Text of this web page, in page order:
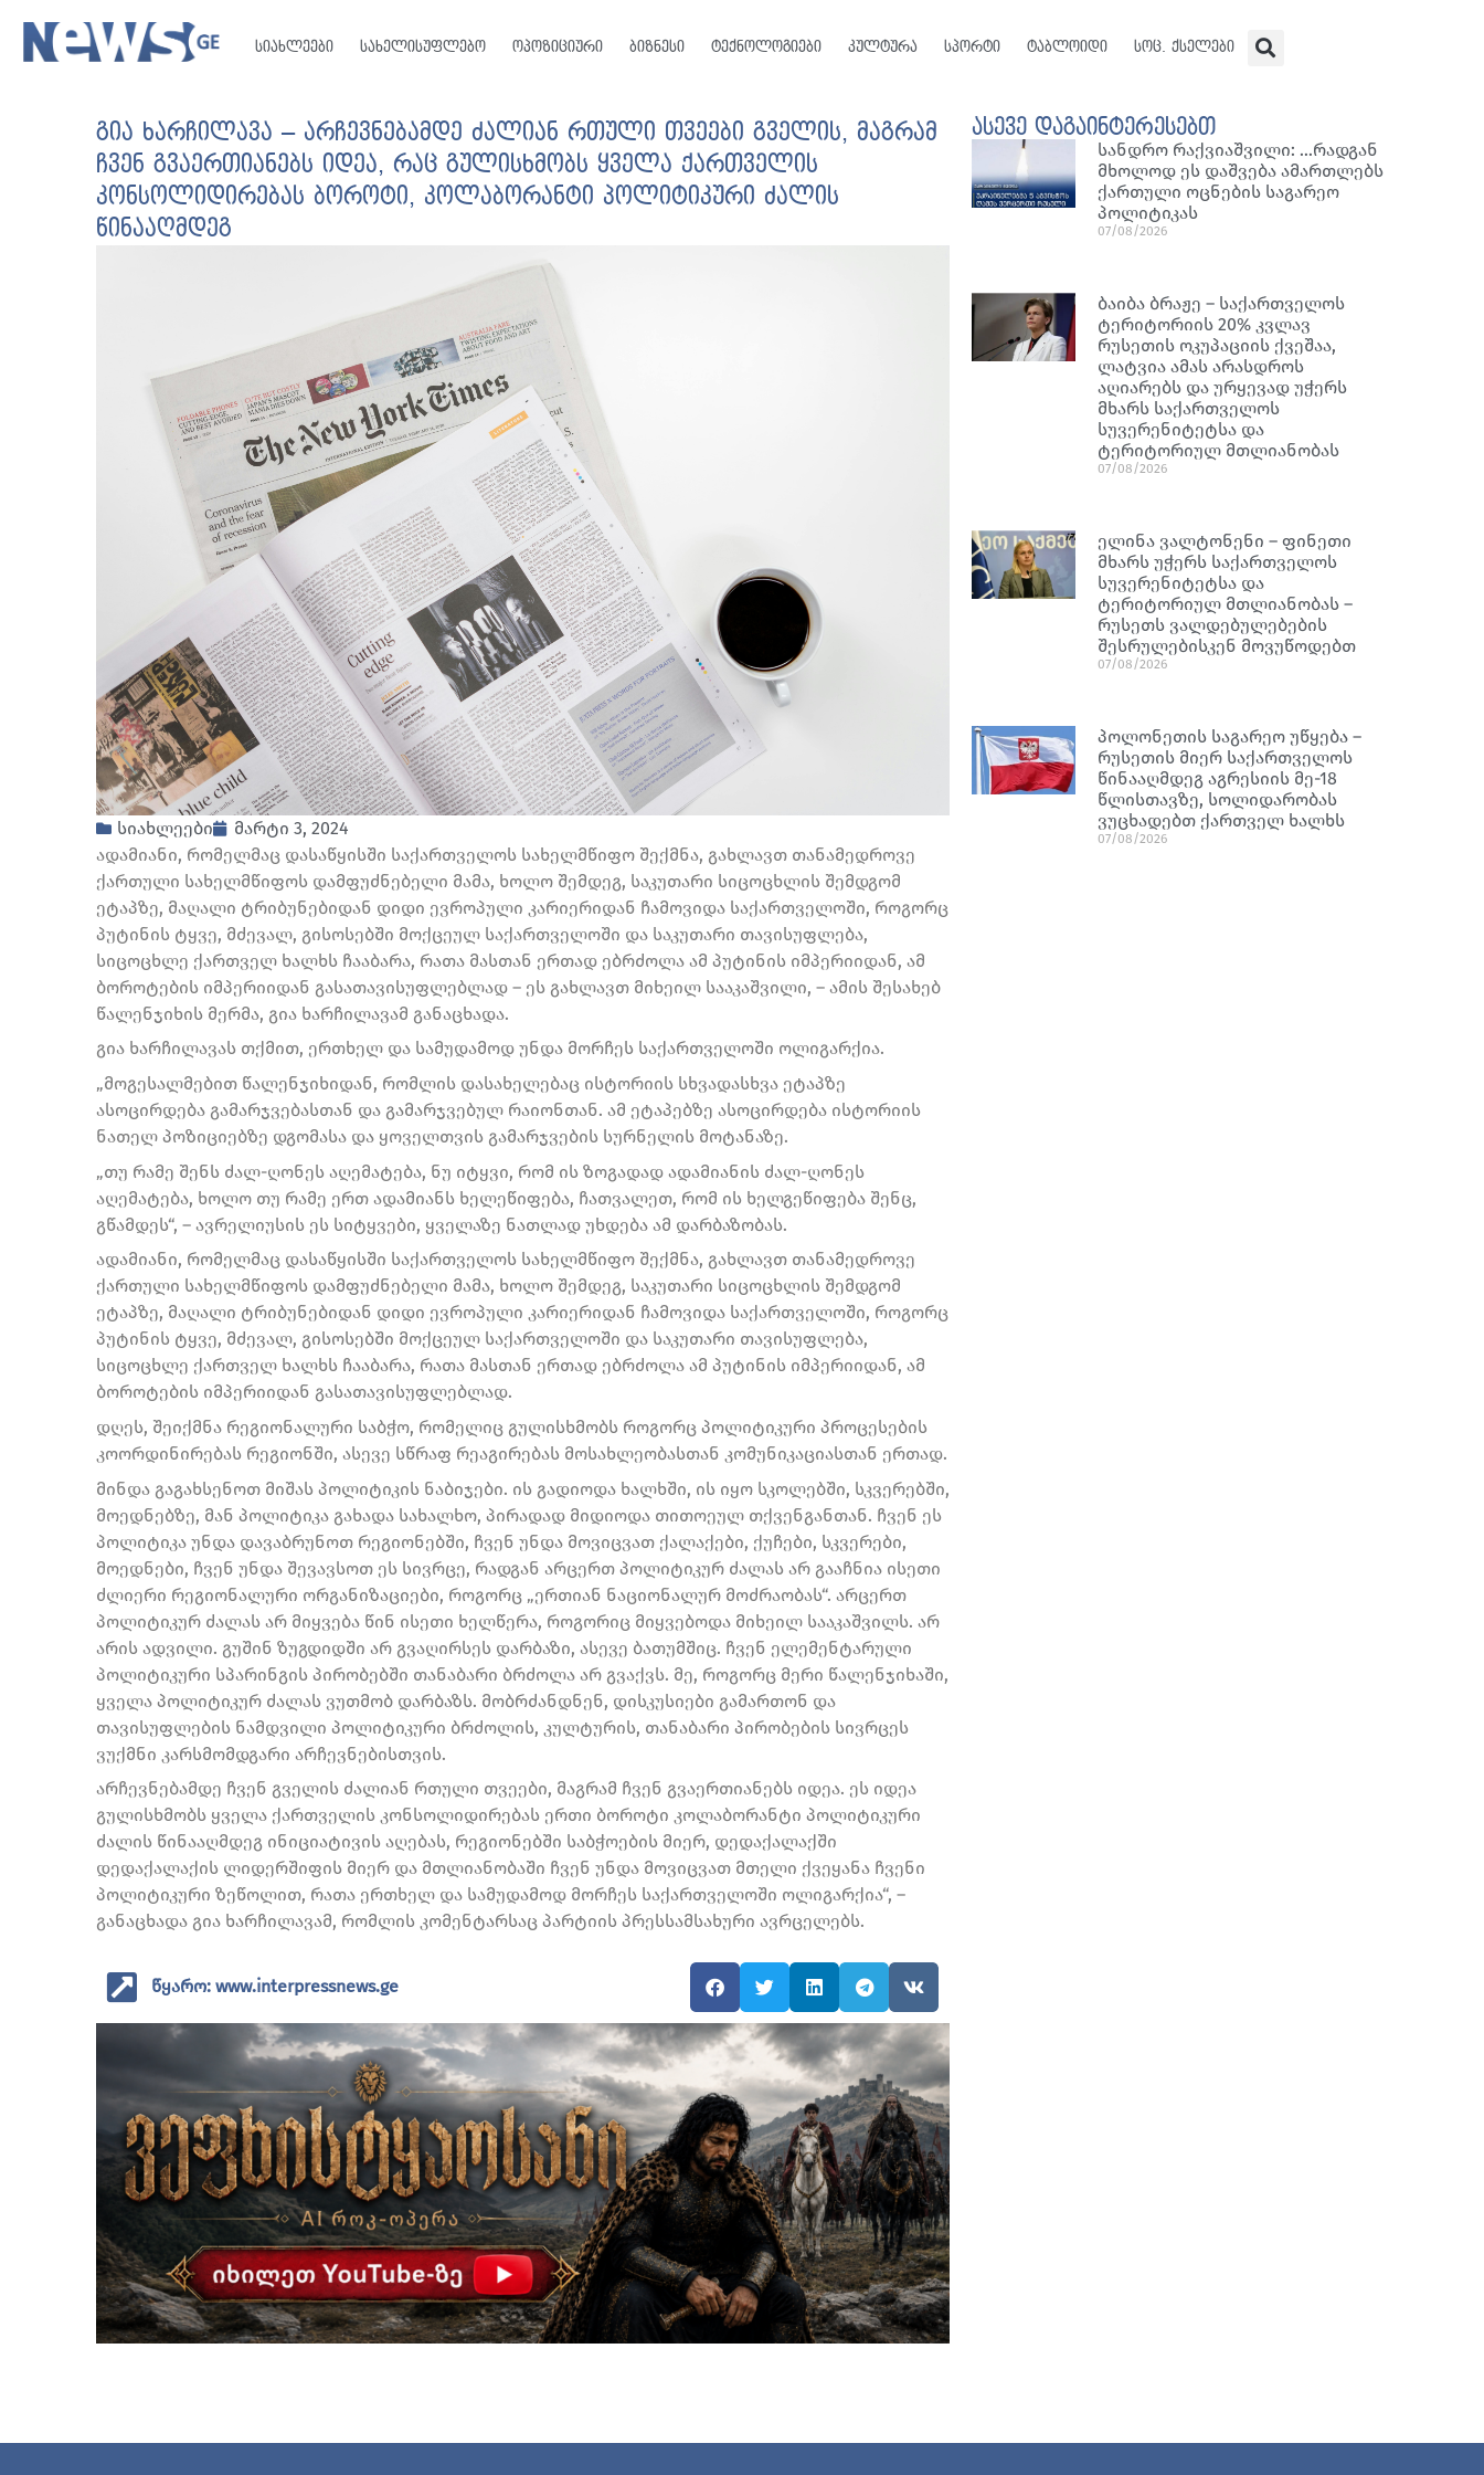
სიახლეები სახელისუფლებო ოპოზიციური ბიზნესი ტექნოლოგიები კულტურა სპორტი ტაბლოიდი სოც. ქსელები
გია ხარჩილავა – არჩევნებამდე ძალიან რთული თვეები გველის, მაგრამ
ჩვენ გვაერთიანებს იდეა, რაც გულისხმობს ყველა ქართველის
კონსოლიდირებას ბოროტი, კოლაბორანტი პოლიტიკური ძალის
წინააღმდეგ
სიახლეები
მარტი 3, 2024
ადამიანი, რომელმაც დასაწყისში საქართველოს სახელმწიფო შექმნა, გახლავთ თანამედროვე
ქართული სახელმწიფოს დამფუძნებელი მამა, ხოლო შემდეგ, საკუთარი სიცოცხლის შემდგომ
ეტაპზე, მაღალი ტრიბუნებიდან დიდი ევროპული კარიერიდან ჩამოვიდა საქართველოში, როგორც
პუტინის ტყვე, მძევალ, გისოსებში მოქცეულ საქართველოში და საკუთარი თავისუფლება,
სიცოცხლე ქართველ ხალხს ჩააბარა, რათა მასთან ერთად ებრძოლა ამ პუტინის იმპერიიდან, ამ
ბოროტების იმპერიიდან გასათავისუფლებლად – ეს გახლავთ მიხეილ სააკაშვილი, – ამის შესახებ
წალენჯიხის მერმა, გია ხარჩილავამ განაცხადა.
გია ხარჩილავას თქმით, ერთხელ და სამუდამოდ უნდა მორჩეს საქართველოში ოლიგარქია.
„მოგესალმებით წალენჯიხიდან, რომლის დასახელებაც ისტორიის სხვადასხვა ეტაპზე
ასოცირდება გამარჯვებასთან და გამარჯვებულ რაიონთან. ამ ეტაპებზე ასოცირდება ისტორიის
ნათელ პოზიციებზე დგომასა და ყოველთვის გამარჯვების სურნელის მოტანაზე.
„თუ რამე შენს ძალ-ღონეს აღემატება, ნუ იტყვი, რომ ის ზოგადად ადამიანის ძალ-ღონეს
აღემატება, ხოლო თუ რამე ერთ ადამიანს ხელეწიფება, ჩათვალეთ, რომ ის ხელგეწიფება შენც,
გწამდეს“, – ავრელიუსის ეს სიტყვები, ყველაზე ნათლად უხდება ამ დარბაზობას.
ადამიანი, რომელმაც დასაწყისში საქართველოს სახელმწიფო შექმნა, გახლავთ თანამედროვე
ქართული სახელმწიფოს დამფუძნებელი მამა, ხოლო შემდეგ, საკუთარი სიცოცხლის შემდგომ
ეტაპზე, მაღალი ტრიბუნებიდან დიდი ევროპული კარიერიდან ჩამოვიდა საქართველოში, როგორც
პუტინის ტყვე, მძევალ, გისოსებში მოქცეულ საქართველოში და საკუთარი თავისუფლება,
სიცოცხლე ქართველ ხალხს ჩააბარა, რათა მასთან ერთად ებრძოლა ამ პუტინის იმპერიიდან, ამ
ბოროტების იმპერიიდან გასათავისუფლებლად.
დღეს, შეიქმნა რეგიონალური საბჭო, რომელიც გულისხმობს როგორც პოლიტიკური პროცესების
კოორდინირებას რეგიონში, ასევე სწრაფ რეაგირებას მოსახლეობასთან კომუნიკაციასთან ერთად.
მინდა გაგახსენოთ მიშას პოლიტიკის ნაბიჯები. ის გადიოდა ხალხში, ის იყო სკოლებში, სკვერებში,
მოედნებზე, მან პოლიტიკა გახადა სახალხო, პირადად მიდიოდა თითოეულ თქვენგანთან. ჩვენ ეს
პოლიტიკა უნდა დავაბრუნოთ რეგიონებში, ჩვენ უნდა მოვიცვათ ქალაქები, ქუჩები, სკვერები,
მოედნები, ჩვენ უნდა შევავსოთ ეს სივრცე, რადგან არცერთ პოლიტიკურ ძალას არ გააჩნია ისეთი
ძლიერი რეგიონალური ორგანიზაციები, როგორც „ერთიან ნაციონალურ მოძრაობას“. არცერთ
პოლიტიკურ ძალას არ მიყვება წინ ისეთი ხელწერა, როგორიც მიყვებოდა მიხეილ სააკაშვილს. არ
არის ადვილი. გუშინ ზუგდიდში არ გვაღირსეს დარბაზი, ასევე ბათუმშიც. ჩვენ ელემენტარული
პოლიტიკური სპარინგის პირობებში თანაბარი ბრძოლა არ გვაქვს. მე, როგორც მერი წალენჯიხაში,
ყველა პოლიტიკურ ძალას ვუთმობ დარბაზს. მობრძანდნენ, დისკუსიები გამართონ და
თავისუფლების ნამდვილი პოლიტიკური ბრძოლის, კულტურის, თანაბარი პირობების სივრცეს
ვუქმნი კარსმომდგარი არჩევნებისთვის.
არჩევნებამდე ჩვენ გველის ძალიან რთული თვეები, მაგრამ ჩვენ გვაერთიანებს იდეა. ეს იდეა
გულისხმობს ყველა ქართველის კონსოლიდირებას ერთი ბოროტი კოლაბორანტი პოლიტიკური
ძალის წინააღმდეგ ინიციატივის აღებას, რეგიონებში საბჭოების მიერ, დედაქალაქში
დედაქალაქის ლიდერშიფის მიერ და მთლიანობაში ჩვენ უნდა მოვიცვათ მთელი ქვეყანა ჩვენი
პოლიტიკური ზეწოლით, რათა ერთხელ და სამუდამოდ მორჩეს საქართველოში ოლიგარქია“, –
განაცხადა გია ხარჩილავამ, რომლის კომენტარსაც პარტიის პრესსამსახური ავრცელებს.
წყარო: www.interpressnews.ge
ასევე დაგაინტერესებთ
სანდრო რაქვიაშვილი: …რადგან
მხოლოდ ეს დაშვება ამართლებს
ქართული ოცნების საგარეო
პოლიტიკას
07/08/2026
ბაიბა ბრაჟე – საქართველოს
ტერიტორიის 20% კვლავ
რუსეთის ოკუპაციის ქვეშაა,
ლატვია ამას არასდროს
აღიარებს და ურყევად უჭერს
მხარს საქართველოს
სუვერენიტეტსა და
ტერიტორიულ მთლიანობას
07/08/2026
ელინა ვალტონენი – ფინეთი
მხარს უჭერს საქართველოს
სუვერენიტეტსა და
ტერიტორიულ მთლიანობას –
რუსეთს ვალდებულებების
შესრულებისკენ მოვუწოდებთ
07/08/2026
პოლონეთის საგარეო უწყება –
რუსეთის მიერ საქართველოს
წინააღმდეგ აგრესიის მე-18
წლისთავზე, სოლიდარობას
ვუცხადებთ ქართველ ხალხს
07/08/2026